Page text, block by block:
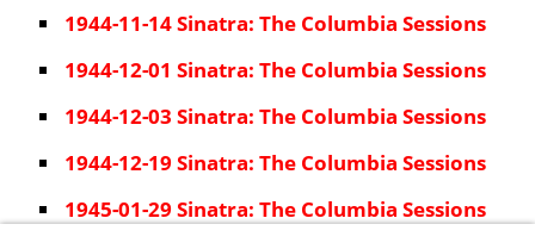
1944-11-14 Sinatra: The Columbia Sessions
1944-12-01 Sinatra: The Columbia Sessions
1944-12-03 Sinatra: The Columbia Sessions
1944-12-19 Sinatra: The Columbia Sessions
1945-01-29 Sinatra: The Columbia Sessions